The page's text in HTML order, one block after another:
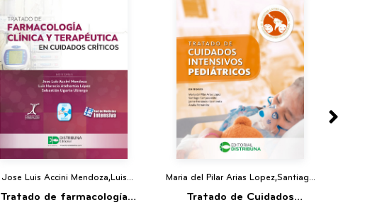
Jose Luis Accini Mendoza,Luis
Ugarte Ubiergo
Tratado de farmacología
Maria del Pilar Arias Lopez,Santiago
Sarmiento,Analia Fernandez
Tratado de Cuidados